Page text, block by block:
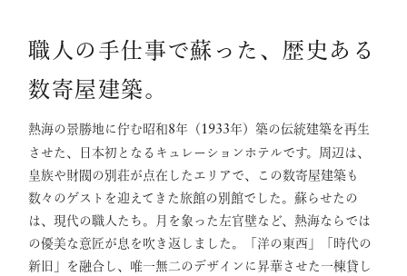
職人の手仕事で蘇った、歴史ある
数寄屋建築。
熱海の景勝地に佇む昭和8年（ 1933年）築の伝統建築を再生
させた、日本初となるキュレーションホテルです。周辺は、
皇族や財閥の別荘が点在したエリアで、この数寄屋建築も
数々のゲストを迎えてきた旅館の別館でした。蘇らせたの
は、現代の職人たち。月を象った左官壁など、熱海ならでは
の優美な意匠が息を吹き返しました。「洋の東西」「時代の
新旧」を融合し、唯一無二のデザインに昇華させた一棟貸し